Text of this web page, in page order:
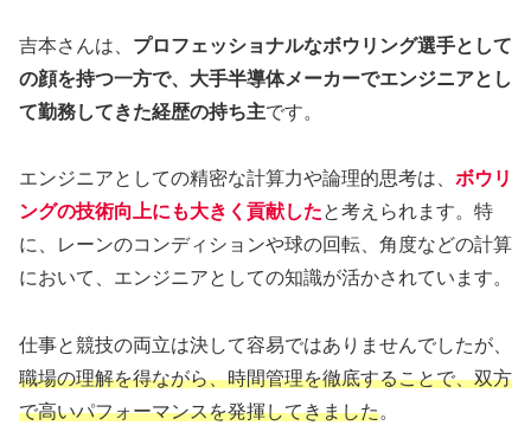
吉本さんは、 プロフェッショナルなボウリング選手として
の顔を持つ一方で、大手半導体メーカーでエンジニアとし
て勤務してきた経歴の持ち主です。
エンジニアとしての精密な計算力や論理的思考は、 ボウリ
ングの技術向上にも大きく貢献したと考えられます。特
に、レーンのコンディションや球の回転、角度などの計算
において、エンジニアとしての知識が活かされています。
仕事と競技の両立は決して容易ではありませんでしたが、
職場の理解を得ながら、時間管理を徹底することで、双方
で高いパフォーマンスを発揮してきました。